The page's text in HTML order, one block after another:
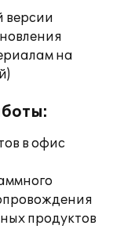
версии
на
в офис
продуктов